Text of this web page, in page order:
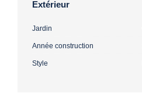
Extérieur
Jardin
Année construction
Style